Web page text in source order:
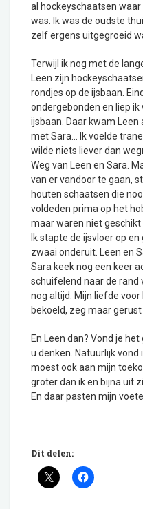
al hockeyschaatsen
was. Ik was de oudste
zelf ergens uitgegroeid
Terwijl ik nog met de
Leen zijn
rondjes op de ijsbaan.
ondergebonden en liep
ijsbaan. Daar kwam
met Sara… Ik voelde
wilde niets liever dan
Weg van Leen en Sara.
van er vandoor te gaan,
houten schaatsen die
voldeden prima op het
maar waren niet geschikt
Ik stapte de ijsvloer op
zwaai onderuit. Leen en
Sara keek nog een keer
schuifelend naar de rand
nog altijd. Mijn liefde
bekoeld, zeg maar gerust
En Leen dan? Vond je
u denken. Natuurlijk
moest ook aan mijn
groter dan ik en bijna uit
En daar pasten mijn
Dit delen: